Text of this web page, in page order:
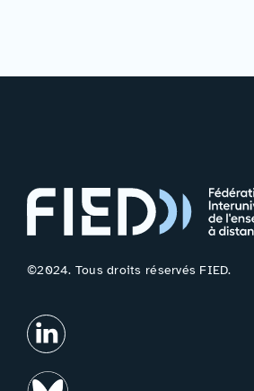
©2024. Tous droits réservés FIED.